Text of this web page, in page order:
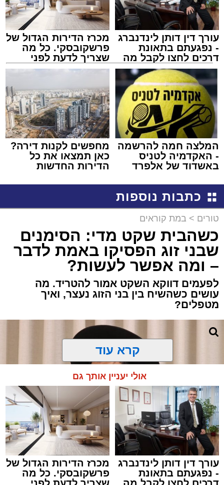
עורך דין דותן לינדנברג
- נפגעתם בתאונת
דרכים לחצו לקבל מה
שמגיע לכם
מכרז הדירות הגדול של
פרשקובסקי. כל מה
שצריך לדעת לפני
שמגישים הצעה לדירה
המלצה חמה להרשמה
- האקדמיה לטניס
באשדוד של אלפרד
מחפשים לקנות דירה?
כאן תמצאו את כל
הדירות החדשות
כתבות נוספות
טורים > במת קוראים
כשהבית שקט מדי: הסימנים
שבני זוג הפסיקו באמת לדבר
– ומה אפשר לעשות?
לפעמים דווקא השקט אמור להטריד. מה
עושים כשהשיח בין בני הזוג נעצר, ואיך
מטפלים?
קרא עוד
אולי יעניין אותך גם
עורך דין דותן לינדנברג
- נפגעתם בתאונת
מכרז הדירות הגדול של
פרשקובסקי. כל מה